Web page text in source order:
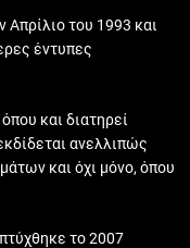
του 1993 και
έντυπες
και διατηρεί
ανελλιπώς
και όχι μόνο, όπου
το 2007